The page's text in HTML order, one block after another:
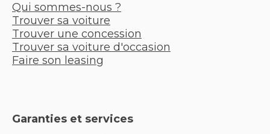
Qui sommes-nous ?
Trouver sa voiture
Trouver une concession
Trouver sa voiture d'occasion
Faire son leasing
Garanties et services